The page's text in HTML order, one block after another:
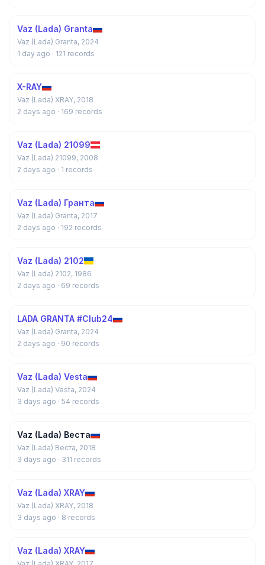
Vaz (Lada) Granta
Vaz (Lada) Granta, 2024
1 day ago · 121 records
X-RAY
Vaz (Lada) XRAY, 2018
2 days ago · 169 records
Vaz (Lada) 21099
Vaz (Lada) 21099, 2008
2 days ago · 1 records
Vaz (Lada) Гранта
Vaz (Lada) Granta, 2017
2 days ago · 192 records
Vaz (Lada) 2102
Vaz (Lada) 2102, 1986
2 days ago · 69 records
LADA GRANTA #Club24
Vaz (Lada) Granta, 2024
2 days ago · 90 records
Vaz (Lada) Vesta
Vaz (Lada) Vesta, 2024
3 days ago · 54 records
Vaz (Lada) Веста
Vaz (Lada) Веста, 2018
3 days ago · 311 records
Vaz (Lada) XRAY
Vaz (Lada) XRAY, 2018
3 days ago · 8 records
Vaz (Lada) XRAY